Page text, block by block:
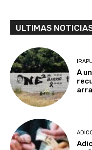
ULTIMAS
A